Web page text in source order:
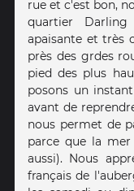
rue et c'est bon,
quartier
apaisante et très
près des grdes
pied des plus
posons un
avant de
nous permet de
parce que la
aussi). Nous
français de